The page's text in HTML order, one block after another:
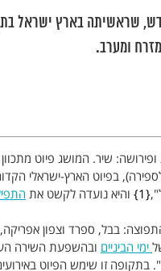
שראשיתה בארץ ישראל
ומערב.
שיר. המושג פיוט
3 – 6 לספירה), בפיוט הארץ-
1 והיא נועדה לקשט את
בבל, ספרד וצפון אפריקה,
ימי הביניים ובהשפעת השירה
בתקופה זו שימש הפיוט